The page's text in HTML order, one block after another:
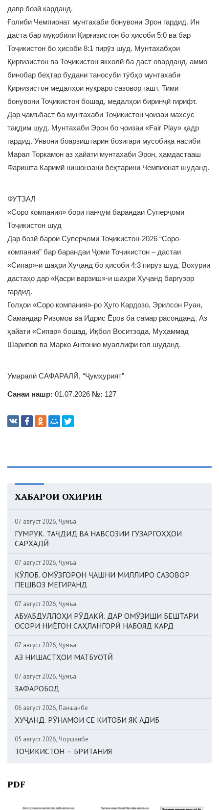
давр бозӣ карданд.
Ғолиби Чемпионат мунтахаби бонувони Эрон гардид. Ин
даста бар муқобили Қирғизистон бо ҳисоби 5:0 ва бар
Тоҷикистон бо ҳисоби 8:1 пирӯз шуд. Мунтахабҳои
Қирғизистон ва Тоҷикистон якхолӣ ба даст оварданд, аммо
бинобар беҳтар будани таносуби тӯбҳо мунтахаби
Қирғизистон медалҳои нуқраро сазовор гашт. Тими
бонувони Тоҷикистон бошад, медалҳои биринҷӣ гирифт.
Дар ҷамъбаст ба мунтахаби Тоҷикистон ҷоизаи махсус
тақдим шуд. Мунтахаби Эрон бо ҷоизаи «Fair Play» қадр
гардид. Унвони боарзиштарин бозигари мусобиқа насиби
Марал Торкамон аз ҳайати мунтахаби Эрон, ҳамдастааш
Фаришта Каримӣ нишонзани беҳтарини Чемпионат шуданд.
ФУТЗАЛ
«Соро компания» бори панҷум барандаи Суперҷоми
Тоҷикистон шуд
Дар бозӣ барои Суперҷоми Тоҷикистон-2026 “Соро-
компания” бар барандаи Ҷоми Тоҷикистон – дастаи
«Сипар»-и шаҳри Хуҷанд бо ҳисоби 4:3 пирӯз шуд. Вохӯрии
дастаҳо дар «Қасри варзиш»-и шаҳри Хуҷанд баргузор
гардид.
Голҳои «Соро компания»-ро Ҳуго Кардозо, Эрилсон Руан,
Самандар Ризомов ва Идрис Ёров ба самар расонданд. Аз
ҳайати «Сипар» бошад, Иқбол Воситзода, Муҳаммад
Шарипов ва Марко Антонио муаллифи гол шуданд.
Умаралӣ САФАРАЛӢ, “Ҷумҳурият”
Санаи нашр: 01.07.2026 №: 127
ХАБАРҲОИ ОХИРИН
07 август 2026, Ҷумъа
ГУМРУК. ТАҶДИД ВА НАВСОЗИИ ГУЗАРГОҲҲОИ
САРҲАДӢ
07 август 2026, Ҷумъа
КӮЛОБ. ОМӮЗГОРОН ҶАШНИ МИЛЛИРО САЗОВОР
ПЕШВОЗ МЕГИРАНД
07 август 2026, Ҷумъа
АБУАБДУЛЛОҲИ РӮДАКӢ. ДАР ОМӮЗИШИ БЕШТАРИ
ОСОРИ НИЁГОН САҲЛАНГОРӢ НАБОЯД КАРД
07 август 2026, Ҷумъа
АЗ НИШАСТҲОИ МАТБУОТӢ
07 август 2026, Ҷумъа
ЗАФАРОБОД
06 август 2026, Панҷшанбе
ХУҶАНД. РӮНАМОИ СЕ КИТОБИ ЯК АДИБ
05 август 2026, Чоршанбе
ТОҶИКИСТОН – БРИТАНИЯ
PDF